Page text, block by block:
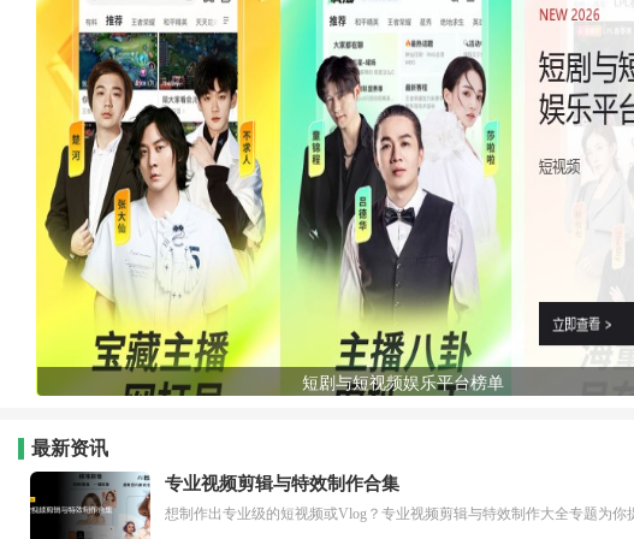
短剧与短视频娱乐平台榜单
最新资讯
专业视频剪辑与特效制作合集
想制作出专业级的短视频或Vlog？专业视频剪辑与特效制作大全专题为